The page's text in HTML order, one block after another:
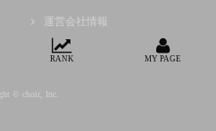
運営会社情報
© choir, Inc.
RANK MY PAGE